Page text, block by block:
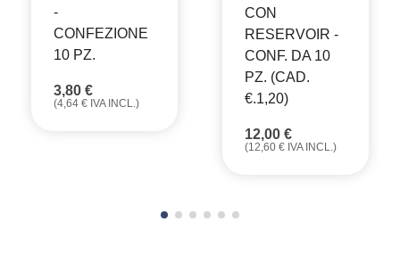
-
CONFEZIONE
10 PZ.
3,80 €
(4,64 € IVA INCL.)
CON
RESERVOIR -
CONF. DA 10
PZ. (CAD.
€.1,20)
12,00 €
(12,60 € IVA INCL.)